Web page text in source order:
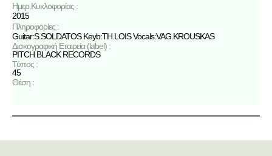
Ημερ.Κυκλοφορίας :
2015
Πληροφορίες :
Guitar:S.SOLDATOS Keyb:TH.LOIS Vocals:VAG.KROUSKAS
Δισκογραφική Εταιρεία (label) :
PITCH BLACK RECORDS
Τύπος :
45
Θέση :